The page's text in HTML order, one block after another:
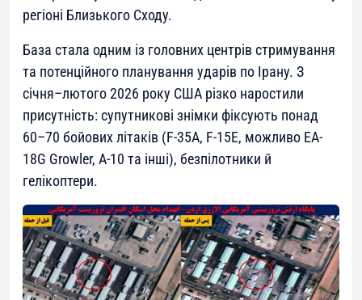
регіоні Близького Сходу.
База стала одним із головних центрів стримування
та потенційного планування ударів по Ірану. З
січня–лютого 2026 року США різко наростили
присутність: супутникові знімки фіксують понад
60–70 бойових літаків (F-35A, F-15E, можливо EA-
18G Growler, A-10 та інші), безпілотники й
гелікоптери.